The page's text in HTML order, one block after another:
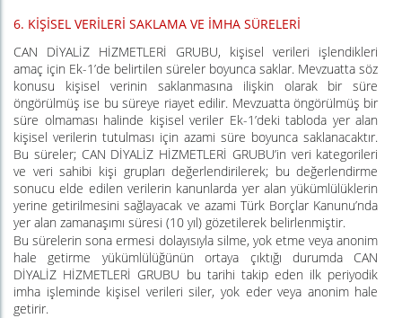
6. KİŞİSEL VERİLERİ SAKLAMA VE İMHA SÜRELERİ
CAN DİYALİZ HİZMETLERİ GRUBU, kişisel verileri işlendikleri
amaç için Ek-1’de belirtilen süreler boyunca saklar. Mevzuatta söz
konusu kişisel verinin saklanmasına ilişkin olarak bir süre
öngörülmüş ise bu süreye riayet edilir. Mevzuatta öngörülmüş bir
süre olmaması halinde kişisel veriler Ek-1’deki tabloda yer alan
kişisel verilerin tutulması için azami süre boyunca saklanacaktır.
Bu süreler; CAN DİYALİZ HİZMETLERİ GRUBU’in veri kategorileri
ve veri sahibi kişi grupları değerlendirilerek; bu değerlendirme
sonucu elde edilen verilerin kanunlarda yer alan yükümlülüklerin
yerine getirilmesini sağlayacak ve azami Türk Borçlar Kanunu’nda
yer alan zamanaşımı süresi (10 yıl) gözetilerek belirlenmiştir.
Bu sürelerin sona ermesi dolayısıyla silme, yok etme veya anonim
hale getirme yükümlülüğünün ortaya çıktığı durumda CAN
DİYALİZ HİZMETLERİ GRUBU bu tarihi takip eden ilk periyodik
imha işleminde kişisel verileri siler, yok eder veya anonim hale
getirir.